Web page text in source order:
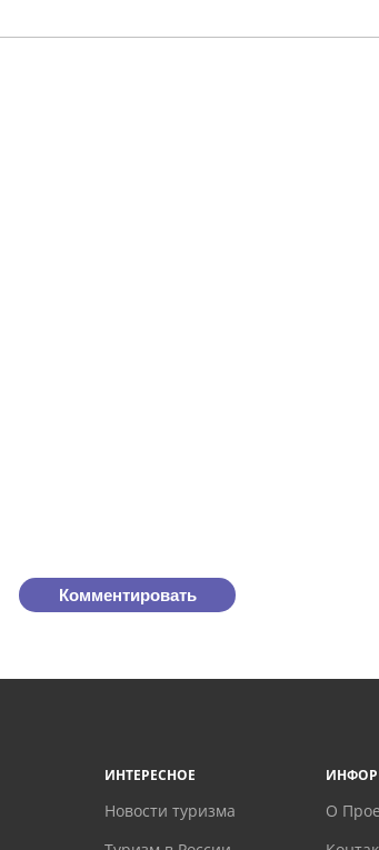
Комментировать
ИНТЕРЕСНОЕ
Новости туризма
О